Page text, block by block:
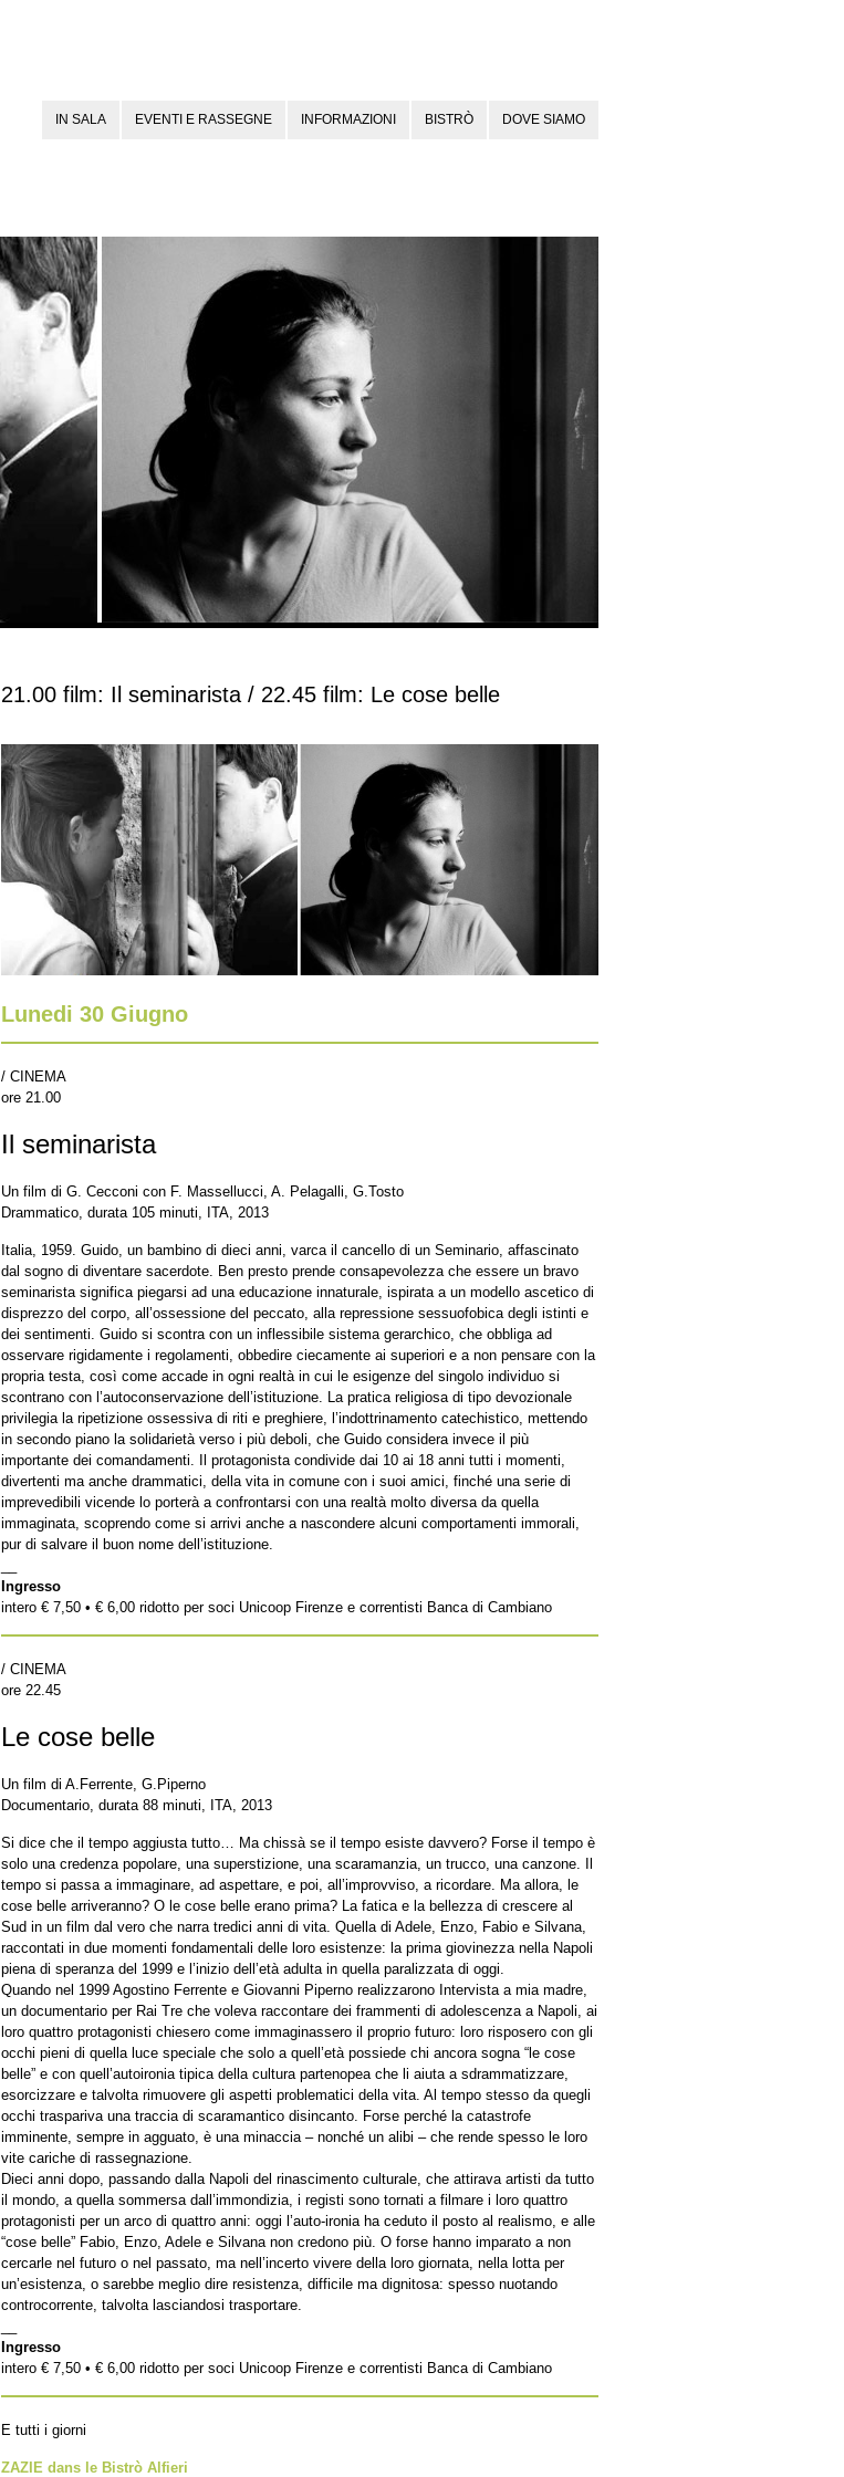
IN SALA EVENTI E RASSEGNE INFORMAZIONI BISTRÒ DOVE SIAMO
21.00 film: Il seminarista / 22.45 film: Le cose belle
Lunedi 30 Giugno
/ CINEMA
ore 21.00
Il seminarista
Un film di G. Cecconi con F. Massellucci, A. Pelagalli, G.Tosto
Drammatico, durata 105 minuti, ITA, 2013
Italia, 1959. Guido, un bambino di dieci anni, varca il cancello di un Seminario, affascinato
dal sogno di diventare sacerdote. Ben presto prende consapevolezza che essere un bravo
seminarista significa piegarsi ad una educazione innaturale, ispirata a un modello ascetico di
disprezzo del corpo, all’ossessione del peccato, alla repressione sessuofobica degli istinti e
dei sentimenti. Guido si scontra con un inflessibile sistema gerarchico, che obbliga ad
osservare rigidamente i regolamenti, obbedire ciecamente ai superiori e a non pensare con la
propria testa, così come accade in ogni realtà in cui le esigenze del singolo individuo si
scontrano con l’autoconservazione dell’istituzione. La pratica religiosa di tipo devozionale
privilegia la ripetizione ossessiva di riti e preghiere, l’indottrinamento catechistico, mettendo
in secondo piano la solidarietà verso i più deboli, che Guido considera invece il più
importante dei comandamenti. Il protagonista condivide dai 10 ai 18 anni tutti i momenti,
divertenti ma anche drammatici, della vita in comune con i suoi amici, finché una serie di
imprevedibili vicende lo porterà a confrontarsi con una realtà molto diversa da quella
immaginata, scoprendo come si arrivi anche a nascondere alcuni comportamenti immorali,
pur di salvare il buon nome dell’istituzione.
Ingresso
intero € 7,50 • € 6,00 ridotto per soci Unicoop Firenze e correntisti Banca di Cambiano
/ CINEMA
ore 22.45
Le cose belle
Un film di A.Ferrente, G.Piperno
Documentario, durata 88 minuti, ITA, 2013
Si dice che il tempo aggiusta tutto… Ma chissà se il tempo esiste davvero? Forse il tempo è
solo una credenza popolare, una superstizione, una scaramanzia, un trucco, una canzone. Il
tempo si passa a immaginare, ad aspettare, e poi, all’improvviso, a ricordare. Ma allora, le
cose belle arriveranno? O le cose belle erano prima? La fatica e la bellezza di crescere al
Sud in un film dal vero che narra tredici anni di vita. Quella di Adele, Enzo, Fabio e Silvana,
raccontati in due momenti fondamentali delle loro esistenze: la prima giovinezza nella Napoli
piena di speranza del 1999 e l’inizio dell’età adulta in quella paralizzata di oggi.
Quando nel 1999 Agostino Ferrente e Giovanni Piperno realizzarono Intervista a mia madre,
un documentario per Rai Tre che voleva raccontare dei frammenti di adolescenza a Napoli, ai
loro quattro protagonisti chiesero come immaginassero il proprio futuro: loro risposero con gli
occhi pieni di quella luce speciale che solo a quell’età possiede chi ancora sogna “le cose
belle” e con quell’autoironia tipica della cultura partenopea che li aiuta a sdrammatizzare,
esorcizzare e talvolta rimuovere gli aspetti problematici della vita. Al tempo stesso da quegli
occhi traspariva una traccia di scaramantico disincanto. Forse perché la catastrofe
imminente, sempre in agguato, è una minaccia – nonché un alibi – che rende spesso le loro
vite cariche di rassegnazione.
Dieci anni dopo, passando dalla Napoli del rinascimento culturale, che attirava artisti da tutto
il mondo, a quella sommersa dall’immondizia, i registi sono tornati a filmare i loro quattro
protagonisti per un arco di quattro anni: oggi l’auto-ironia ha ceduto il posto al realismo, e alle
“cose belle” Fabio, Enzo, Adele e Silvana non credono più. O forse hanno imparato a non
cercarle nel futuro o nel passato, ma nell’incerto vivere della loro giornata, nella lotta per
un’esistenza, o sarebbe meglio dire resistenza, difficile ma dignitosa: spesso nuotando
controcorrente, talvolta lasciandosi trasportare.
Ingresso
intero € 7,50 • € 6,00 ridotto per soci Unicoop Firenze e correntisti Banca di Cambiano
E tutti i giorni
ZAZIE dans le Bistrò Alfieri